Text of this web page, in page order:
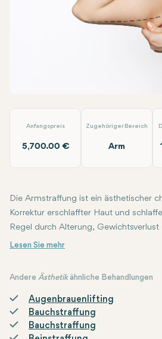
E-
Anfangspreis
5,700.00 €
Zugehöriger Bereich
Arm
Die Armstraffung ist ein ästhetischer
Korrektur erschlaffter Haut und
Regel durch Alterung,
Faktoren verursacht werden. Diese
korrigieren. Während des Eingriffs
Muskeln gestrafft werden und die Haut
strafferes Aussehen.
Die Armstraffung wird unter örtlicher
Diese Art der Operation kann in
Andere Ästhetikähnliche Behandlungen
Augenbrauenlifting
Bauchstraffung
Bauchstraffung